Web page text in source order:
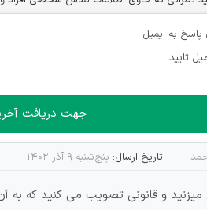
تحقیر و کنایه به سایر افراد (مسئول و
برای هرگونه ملاقات حضوری چه به
پاسخ به ایمیل
تایید
جهت دریافت
تاریخ ارسال: پنج‌شنبه ۹ آذر ۱۴۰۲